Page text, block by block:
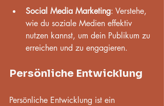
Social Media Marketing: Verstehe,
wie du soziale Medien effektiv
nutzen kannst, um dein Publikum zu
erreichen und zu engagieren.
Persönliche Entwicklung
Persönliche Entwicklung ist ein